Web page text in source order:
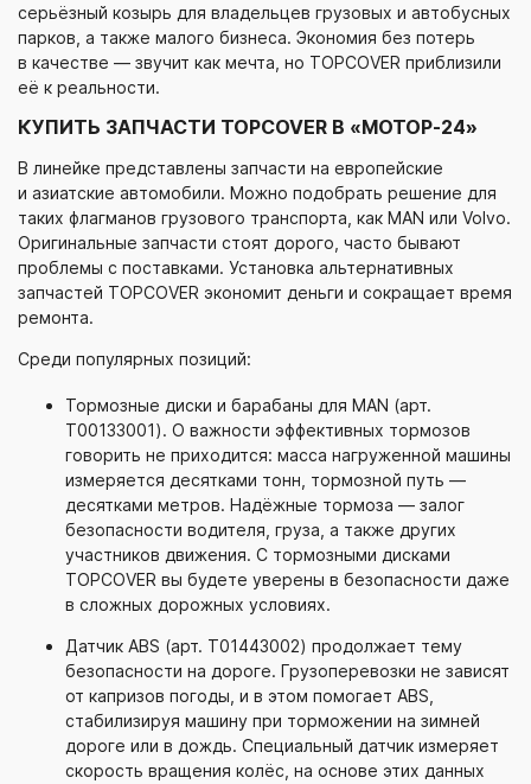
серьёзный козырь для владельцев грузовых и автобусных
парков, а также малого бизнеса. Экономия без потерь
в качестве — звучит как мечта, но TOPCOVER приблизили
её к реальности.
КУПИТЬ ЗАПЧАСТИ TOPCOVER В «МОТОР-24»
В линейке представлены запчасти на европейские
и азиатские автомобили. Можно подобрать решение для
таких флагманов грузового транспорта, как MAN или Volvo.
Оригинальные запчасти стоят дорого, часто бывают
проблемы с поставками. Установка альтернативных
запчастей TOPCOVER экономит деньги и сокращает время
ремонта.
Среди популярных позиций:
Тормозные диски и барабаны для MAN (арт.
T00133001). О важности эффективных тормозов
говорить не приходится: масса нагруженной машины
измеряется десятками тонн, тормозной путь —
десятками метров. Надёжные тормоза — залог
безопасности водителя, груза, а также других
участников движения. С тормозными дисками
TOPCOVER вы будете уверены в безопасности даже
в сложных дорожных условиях.
Датчик ABS (арт. T01443002) продолжает тему
безопасности на дороге. Грузоперевозки не зависят
от капризов погоды, и в этом помогает ABS,
стабилизируя машину при торможении на зимней
дороге или в дождь. Специальный датчик измеряет
скорость вращения колёс, на основе этих данных